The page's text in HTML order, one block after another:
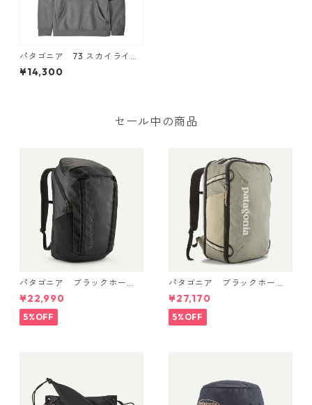
パタゴニア 73 スカイライ
ン・アップライザル・フーデ
ィ (カラー Gravel Heather)
¥14,300
セール中の商品
パタゴニア ブラックホー
ル・パック 32L (カラーBlac
k w/Black ) Patagonia Black
Hole® Pack 32L 日本正規品
製品番号 49302
¥22,990
5%OFF
パタゴニア ブラックホー
ル・ミニ・MLC 30L Weather
ed Stone 49266 日本正規品
¥27,170
5%OFF